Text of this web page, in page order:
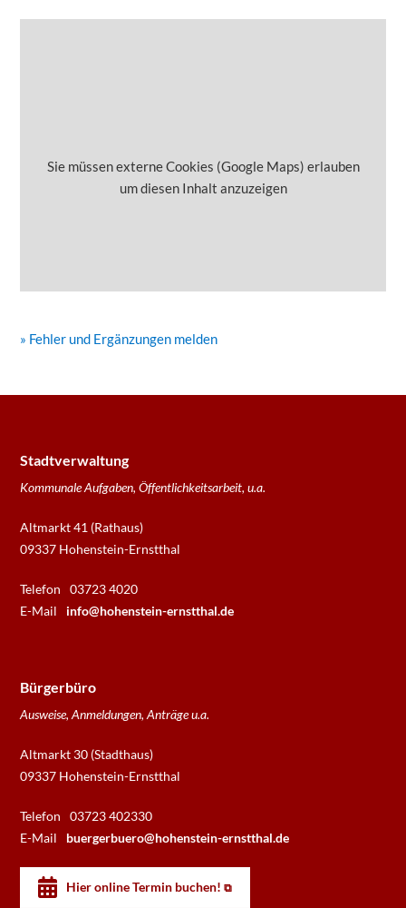
Sie müssen externe Cookies (Google Maps) erlauben
um diesen Inhalt anzuzeigen
» Fehler und Ergänzungen melden
Stadtverwaltung
Kommunale Aufgaben, Öffentlichkeitsarbeit, u.a.
Altmarkt 41 (Rathaus)
09337 Hohenstein-Ernstthal
Telefon
03723 4020
E-Mail
info@hohenstein-ernstthal.de
Bürgerbüro
Ausweise, Anmeldungen, Anträge u.a.
Altmarkt 30 (Stadthaus)
09337 Hohenstein-Ernstthal
Telefon
03723 402330
E-Mail
buergerbuero@hohenstein-ernstthal.de
Hier online Termin buchen!